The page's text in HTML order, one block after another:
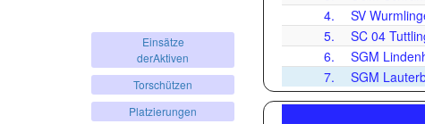
Einsätze
derAktiven
Torschützen
Platzierungen
4.
SV
5.
SC 04
6.
SGM
7.
SGM